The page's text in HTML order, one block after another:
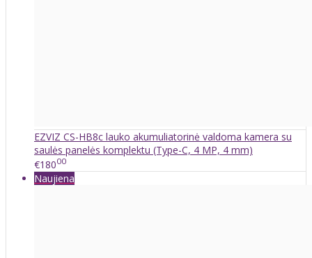
EZVIZ CS-HB8c lauko akumuliatorinė valdoma kamera su
saulės panelės komplektu (Type-C, 4 MP, 4 mm)
€18000
Naujiena